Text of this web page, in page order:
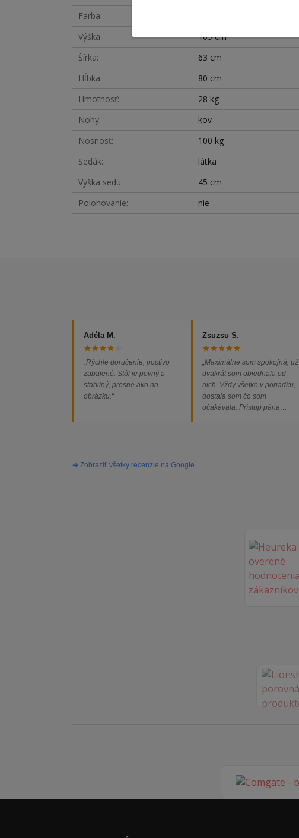
Farba
Výška
109 cm
Šírka
63 cm
Hĺbka
80 cm
Hmotnosť
28 kg
Nohy
kov
Nosnosť
100 kg
Sedák
látka
Výška sedu
45 cm
Polohovanie
nie
Adéla M.
„Rýchle doručenie, poctivo
zabalené. Stôl je pevný a
stabilný, presne ako na
obrázku.“
Zsuzsu S.
„Maximálne som spokojná, už
dvakrát som objednala od
nich. Vždy všetko v poriadku,
dostala som čo som
očakávala. Prístup pána
➔ Zobraziť všetky recenzie na Google